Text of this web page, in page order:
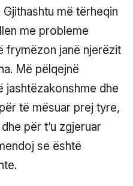
më tërheqin
me probleme
frymëzon janë njerëzit
Më pëlqejnë
jashtëzakonshme dhe
të mësuar prej tyre,
për t’u zgjeruar
se është